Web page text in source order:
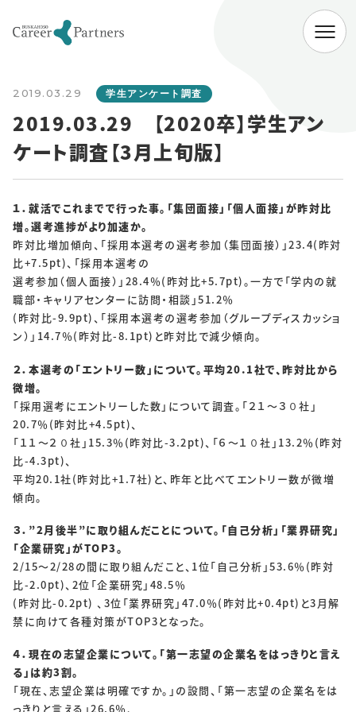
2019.03.29 学生アンケート調査
2019.03.29 【2020卒】学生アン
ケート調査【3月上旬版】
１．就活でこれまでで行った事。「集団面接」「個人面接」が昨対比
増。選考進捗がより加速か。
昨対比増加傾向、「採用本選考の選考参加（集団面接）」23.4(昨対
比+7.5pt)、「採用本選考の
選考参加（個人面接）」28.4％(昨対比+5.7pt)。一方で「学内の就
職部・キャリアセンターに訪問・相談」51.2％
(昨対比-9.9pt)、「採用本選考の選考参加（グループディスカッショ
ン）」14.7％(昨対比-8.1pt)と昨対比で減少傾向。
２．本選考の「エントリー数」について。平均20.1社で、昨対比から
微増。
「採用選考にエントリーした数」について調査。「２１～３０社」
20.7％(昨対比+4.5pt)、
「１１～２０社」15.3％(昨対比-3.2pt)、「６～１０社」13.2％(昨対
比-4.3pt)、
平均20.1社(昨対比+1.7社)と、昨年と比べてエントリー数が微増
傾向。
３．”2月後半”に取り組んだことについて。「自己分析」「業界研究」
「企業研究」がTOP3。
2/15～2/28の間に取り組んだこと、1位「自己分析」53.6％(昨対
比-2.0pt)、2位「企業研究」48.5％
(昨対比-0.2pt) 、3位「業界研究」47.0％(昨対比+0.4pt)と3月解
禁に向けて各種対策がTOP3となった。
４．現在の志望企業について。「第一志望の企業名をはっきりと言え
る」は約3割。
「現在、志望企業は明確ですか。」の設問、「第一志望の企業名をは
っきりと言える」26.6％、
会社情報
代表挨拶 経営理念 会社概要
SERVICE
企業向けサービス 病院向けサービス
大学向けサービス
NEWS
お知らせ一覧
ソリューション
RECRUIT
採用情報
新卒採用
個人情報保護方針
CONTACT